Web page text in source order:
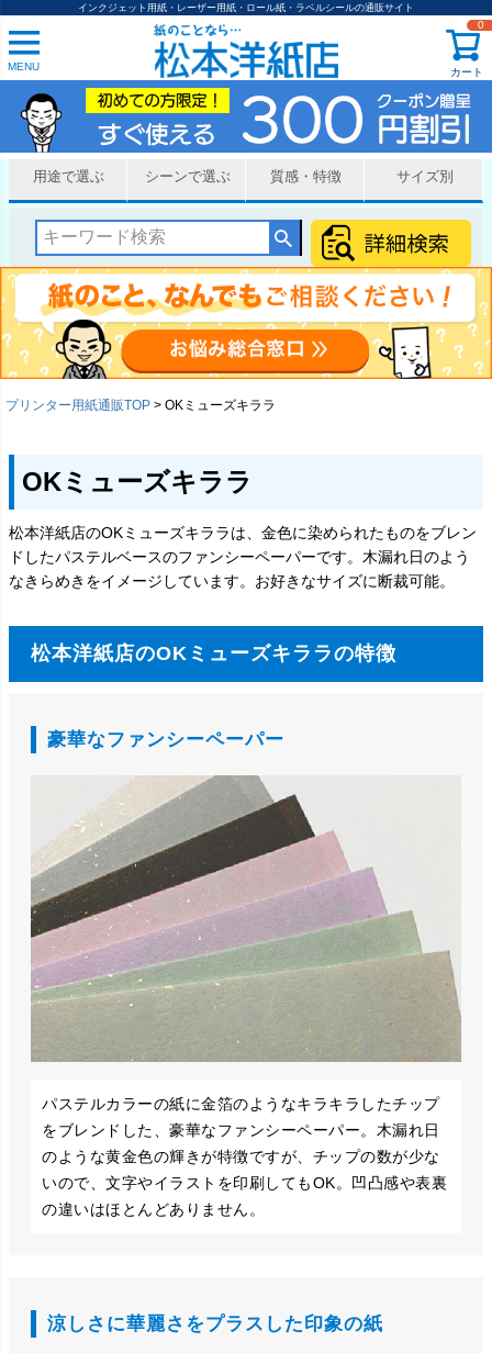
インクジェット用紙・レーザー用紙・ロール紙・ラベルシールの通販サイト
MENU カート
0
用途で選ぶ シーンで選ぶ 質感・特徴 サイズ別
プリンター用紙通販TOP OKミューズキララ
OKミューズキララ
松本洋紙店のOKミューズキララは、金色に染められたものをブレン
ドしたパステルベースのファンシーペーパーです。木漏れ日のよう
なきらめきをイメージしています。お好きなサイズに断裁可能。
松本洋紙店のOKミューズキララの特徴
豪華なファンシーペーパー
パステルカラーの紙に金箔のようなキラキラしたチップ
をブレンドした、豪華なファンシーペーパー。木漏れ日
のような黄金色の輝きが特徴ですが、チップの数が少な
いので、文字やイラストを印刷してもOK。凹凸感や表裏
の違いはほとんどありません。
涼しさに華麗さをプラスした印象の紙